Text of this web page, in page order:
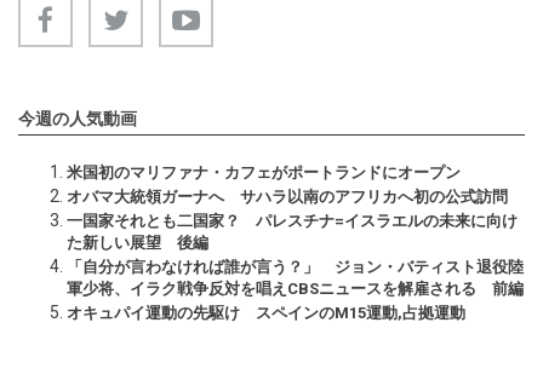
今週の人気動画
米国初のマリファナ・カフェがポートランドにオープン
オバマ大統領ガーナへ サハラ以南のアフリカへ初の公式訪問
一国家それとも二国家？ パレスチナ=イスラエルの未来に向け
た新しい展望 後編
「自分が言わなければ誰が言う？」 ジョン・バティスト退役陸
軍少将、イラク戦争反対を唱えCBSニュースを解雇される 前編
オキュパイ運動の先駆け スペインのM15運動,占拠運動